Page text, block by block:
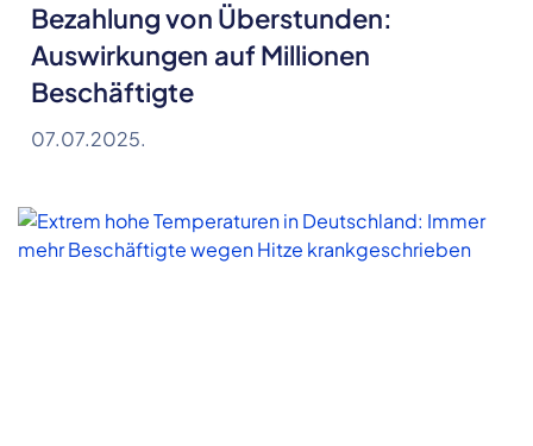
Bezahlung von Überstunden:
Auswirkungen auf Millionen
Beschäftigte
07.07.2025.